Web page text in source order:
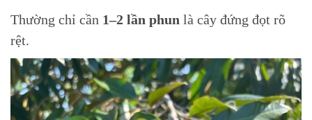
Thường chỉ cần 1–2 lần phun là cây đứng đọt rõ
rệt.